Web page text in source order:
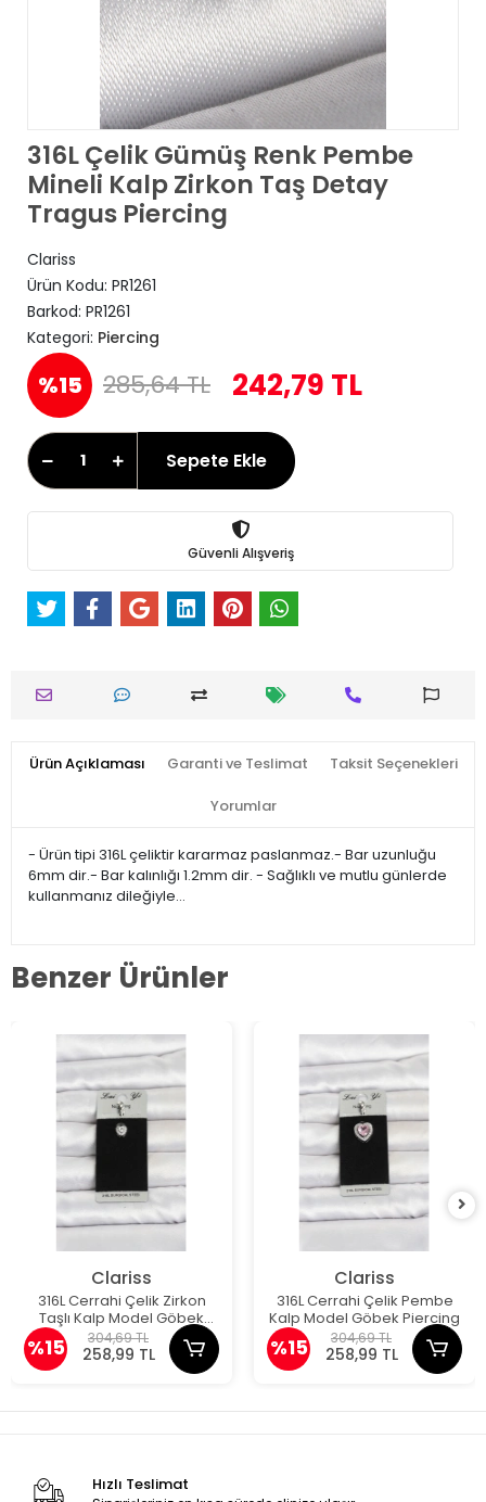
316L Çelik Gümüş Renk Pembe
Mineli Kalp Zirkon Taş Detay
Tragus Piercing
Clariss
Ürün Kodu: PR1261
Barkod: PR1261
Kategori: Piercing
%15 285,64 TL 242,79 TL
Sepete Ekle
Güvenli Alışveriş
Ürün Açıklaması Garanti ve Teslimat Taksit Seçenekleri
Yorumlar
- Ürün tipi 316L çeliktir kararmaz paslanmaz.- Bar uzunluğu
6mm dir.- Bar kalınlığı 1.2mm dir. - Sağlıklı ve mutlu günlerde
kullanmanız dileğiyle…
Benzer Ürünler
Clariss
316L Cerrahi Çelik Zirkon
Taşlı Kalp Model Göbek
Piercing
%15 304,69 TL
258,99 TL
Clariss
316L Cerrahi Çelik Pembe
Kalp Model Göbek Piercing
%15 304,69 TL
258,99 TL
Hızlı Teslimat